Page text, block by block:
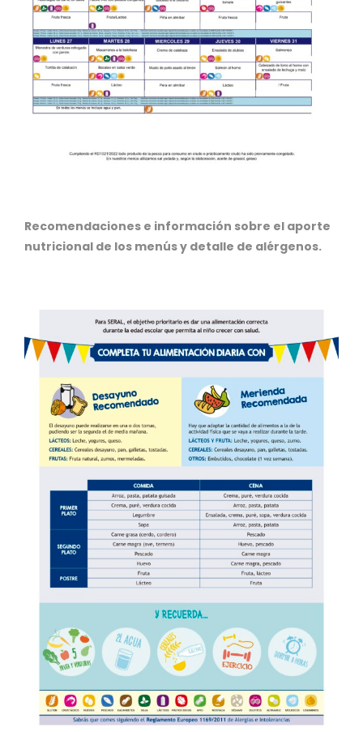
Recomendaciones e información sobre el aporte
nutricional de los menús y detalle de alérgenos.